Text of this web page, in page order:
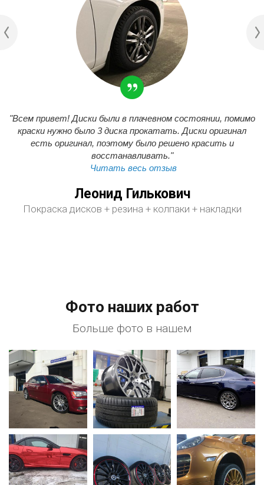
"Всем привет! Диски были в плачевном состоянии, помимо
краски нужно было 3 диска прокатать. Диски оригинал
есть оригинал, поэтому было решено красить и
восстанавливать."
Читать весь отзыв
Леонид Гилькович
Покраска дисков + резина + колпаки + накладки
Фото наших работ
Больше фото в нашем